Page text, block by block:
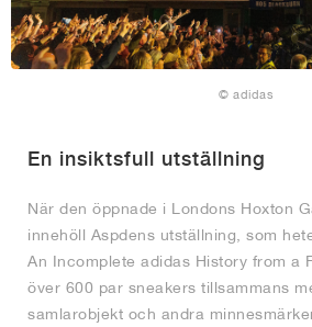
© adidas
En insiktsfull utställning
När den öppnade i Londons Hoxton
innehöll Aspdens utställning, som
An Incomplete adidas History from a
över 600 par sneakers tillsammans
samlarobjekt och andra